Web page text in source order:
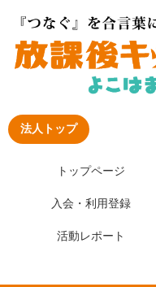
法人トップ
トップページ
入会・利用登録
活動レポート